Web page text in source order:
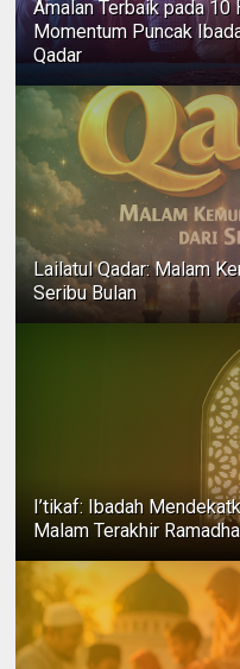
Amalan Terbaik pada 10
Momentum Puncak
Qadar
Lailatul Qadar: Malam
Seribu Bulan
I’tikaf: Ibadah
Malam Terakhir